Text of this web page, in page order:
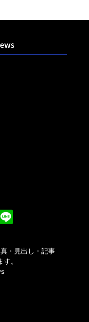
・見出し・記事
。